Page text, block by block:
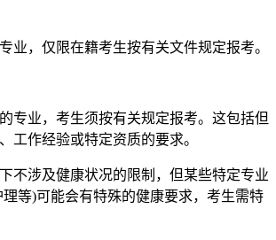
，仅限在籍考生按有关文件规定报考。
业，考生须按有关规定报考。这包括但
工作经验或特定资质的要求。
涉及健康状况的限制，但某些特定专业
等)可能会有特殊的健康要求，考生需特